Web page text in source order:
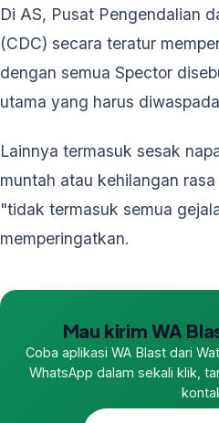
Di AS, Pusat Pengendalian
(CDC) secara teratur
dengan semua Spector
utama yang harus
Lainnya termasuk sesak
muntah atau kehilangan
"tidak termasuk semua
memperingatkan.
Mau kirim WA
Coba aplikasi WA Blast dari
WhatsApp dalam sekali klik,